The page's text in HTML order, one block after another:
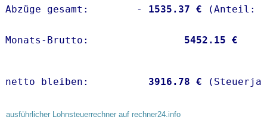
Abzüge gesamt:        -
1535.37 €
Monats-Brutto: 5452.15 €
netto bleiben: 3916.78 €
ausführlicher Lohnsteuerrechner auf rechner24.info